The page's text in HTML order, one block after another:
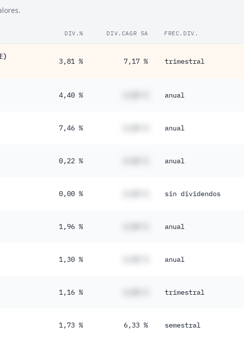
DIV.% DIV.CAGR 5A FREC.DIV.
3,81 % 7,17 % trimestral
4,40 % anual
7,46 % anual
0,22 % anual
0,00 % sin dividendos
1,96 % anual
1,30 % anual
1,16 % trimestral
1,73 % 6,33 % semestral